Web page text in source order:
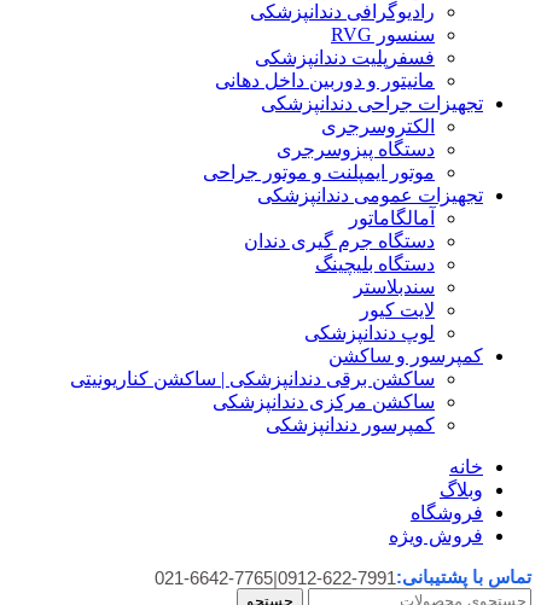
رادیوگرافی دندانپزشکی
سنسور RVG
فسفرپلیت دندانپزشکی
مانیتور و دوربین داخل دهانی
تجهیزات جراحی دندانپزشکی
الکتروسرجری
دستگاه پیزوسرجری
موتور ایمپلنت و موتور جراحی
تجهیزات عمومی دندانپزشکی
آمالگاماتور
دستگاه جرم گیری دندان
دستگاه بلیچینگ
سندبلاستر
لایت کیور
لوپ دندانپزشکی
کمپرسور و ساکشن
ساکشن برقی دندانپزشکی | ساکشن کناریونیتی
ساکشن مرکزی دندانپزشکی
کمپرسور دندانپزشکی
خانه
وبلاگ
فروشگاه
فروش ویژه
تماس با پشتیبانی:0912-622-7991
|
021-6642-7765
جستجو